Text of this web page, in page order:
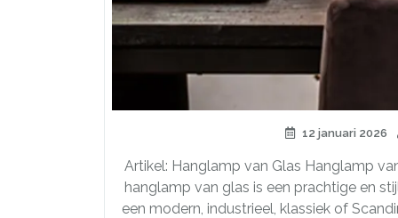
12 januari 2026
Artikel: Hanglamp van Glas Hanglamp
hanglamp van glas is een prachtige en
een modern, industrieel, klassiek of